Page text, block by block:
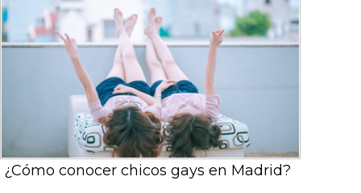
¿Cómo conocer chicos gays en Madrid?